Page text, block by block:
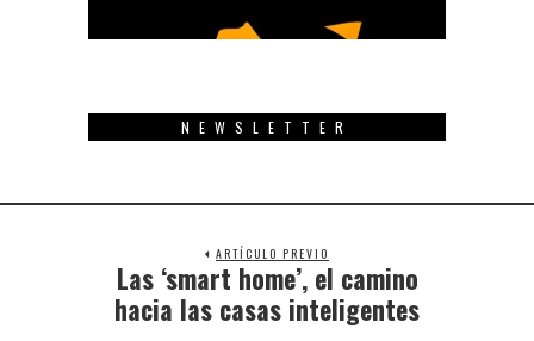
NEWSLETTER
ARTÍCULO PREVIO
Previous
post:
Las ‘smart home’, el camino
hacia las casas inteligentes